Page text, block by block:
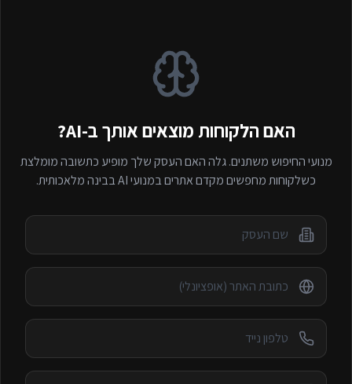
האם הלקוחות מוצאים אותך ב-AI?
מנועי החיפוש משתנים. גלה האם העסק שלך מופיע כתשובה מומלצת
כשלקוחות מחפשיםמקדם אתרים במנועי AI בבינה מלאכותית.